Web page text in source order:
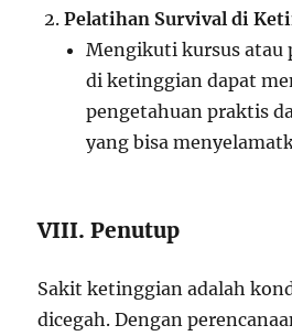
Pelatihan Survival di
Mengikuti kursus atau
di ketinggian dapat
pengetahuan praktis
yang bisa
VIII. Penutup
Sakit ketinggian adalah
dicegah. Dengan